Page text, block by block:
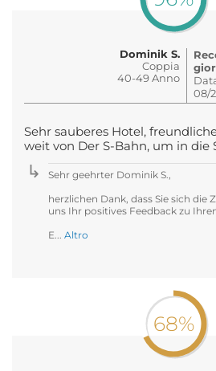
Dominik S.
Coppia
40-49 Anno
08/
Sehr sauberes Hotel,
weit von Der S-Bahn, um in die
Sehr geehrter Dominik S.,
herzlichen Dank, dass Sie sich die
uns Ihr positives Feedback zu
E... Altro
68%